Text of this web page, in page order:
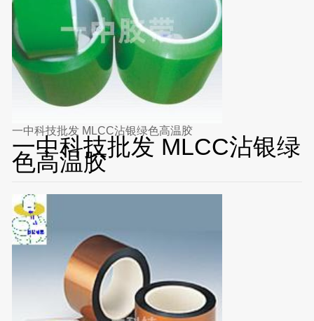
一中科技批发 MLCC沾银绿色高温胶
一中科技批发 MLCC沾银绿
色高温胶